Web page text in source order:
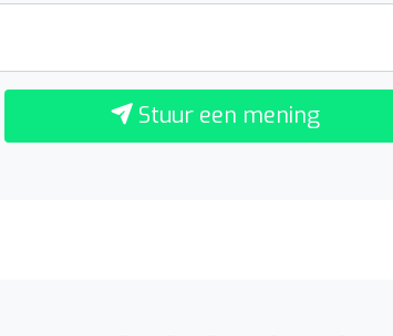
Stuur een mening